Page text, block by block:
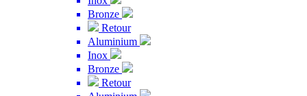
Bronze
Retour
Aluminium
Inox
Bronze
Retour